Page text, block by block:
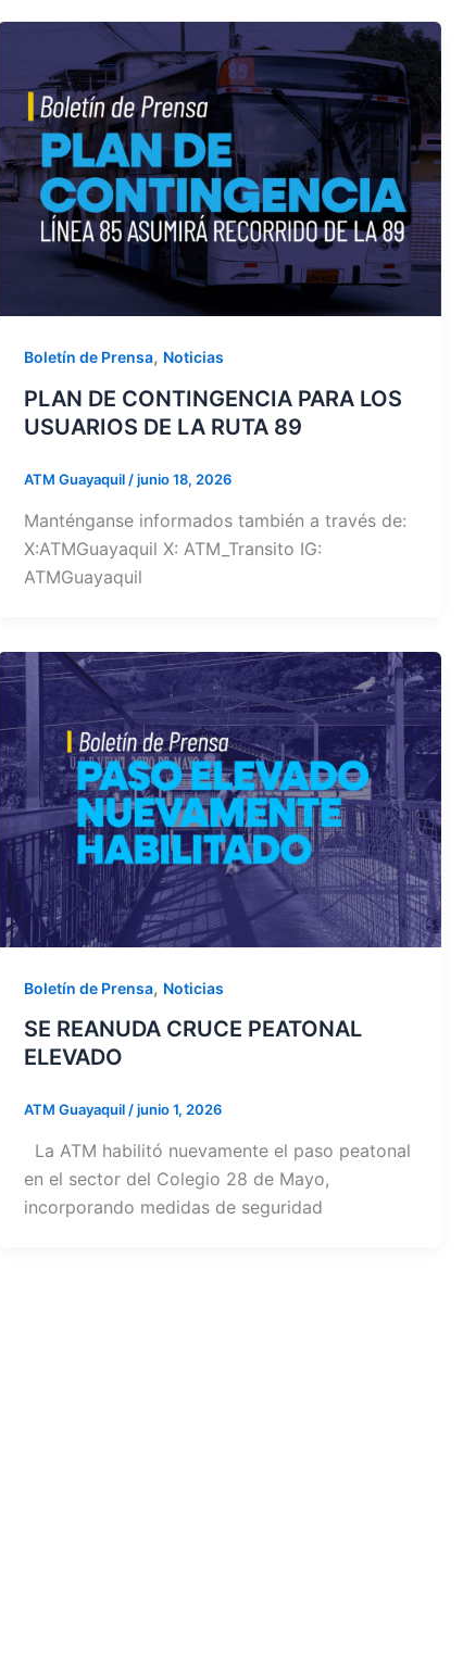
Boletín de Prensa, Noticias
PLAN DE CONTINGENCIA PARA LOS
USUARIOS DE LA RUTA 89
ATM Guayaquil/junio 18, 2026
Manténganse informados también a través de:
X:ATMGuayaquil X: ATM_Transito IG:
ATMGuayaquil
Boletín de Prensa, Noticias
SE REANUDA CRUCE PEATONAL
ELEVADO
ATM Guayaquil/junio 1, 2026
La ATM habilitó nuevamente el paso peatonal
en el sector del Colegio 28 de Mayo,
incorporando medidas de seguridad